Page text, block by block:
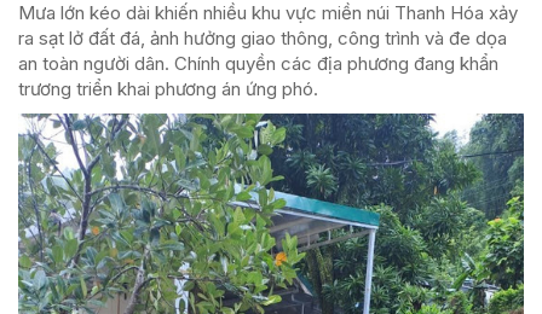
Mưa lớn kéo dài khiến nhiều khu vực miền núi Thanh Hóa xảy
ra sạt lở đất đá, ảnh hưởng giao thông, công trình và đe dọa
an toàn người dân. Chính quyền các địa phương đang khẩn
trương triển khai phương án ứng phó.